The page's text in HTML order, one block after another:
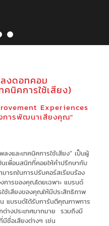
งดอทคอม
นิคการใช้เสียง)
Experiences
การพัฒนาเสียงคุณ"
งและเทคนิคการใช้เสียง” เป็นผู้
นเพื่อนสนิทที่คอยให้คำปรึกษากับ
มารถในการปรับคอร์สเรียนร้อง
การของคุณโดยเฉพาะ แบรนด์
ใช้เสียงของคุณให้มีประสิทธิภาพ
น แบรนด์ได้รับการันตีคุณภาพการ
ต่างประเทศมากมาย รวมถึงมี
ชื่อเสียงต่างๆ เช่น